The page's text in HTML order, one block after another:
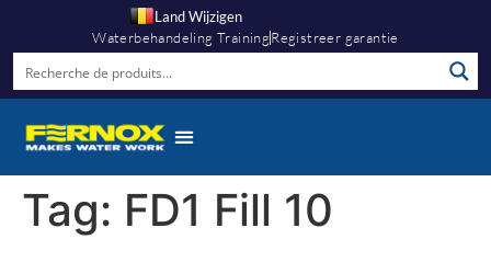
Land Wijzigen
Waterbehandeling TrainingRegistreer garantie
Tag: FD1 Fill 10